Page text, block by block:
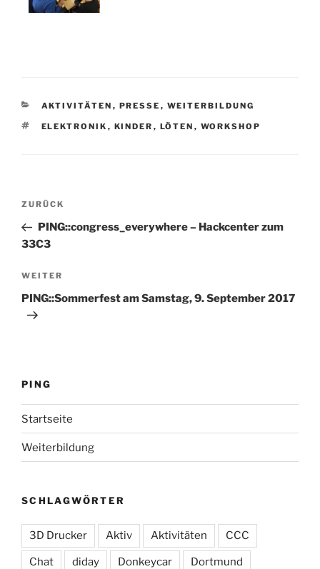
KATEGORIEN
AKTIVITÄTEN , PRESSE , WEITERBILDUNG
SCHLAGWÖRTER
ELEKTRONIK , KINDER , LÖTEN , WORKSHOP
Beitragsnavigation
Vorheriger
Beitrag
ZURÜCK
PING::congress_everywhere – Hackcenter zum
33C3
Nächster
Beitrag
WEITER
PING::Sommerfest am Samstag, 9. September 2017
PING
Startseite
Weiterbildung
SCHLAGWÖRTER
3D Drucker Aktiv Aktivitäten CCC
Chat diday Donkeycar Dortmund